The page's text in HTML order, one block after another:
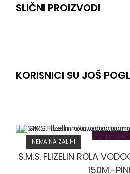
SLIČNI PROIZVODI
KORISNICI SU JOŠ
NEMA NA ZALIHI
Brzi pogled
S.M.S. FLIZELIN ROLA
150M.-